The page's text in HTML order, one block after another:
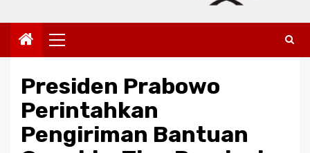
Primary
Menu
Presiden Prabowo
Perintahkan
Pengiriman Bantuan